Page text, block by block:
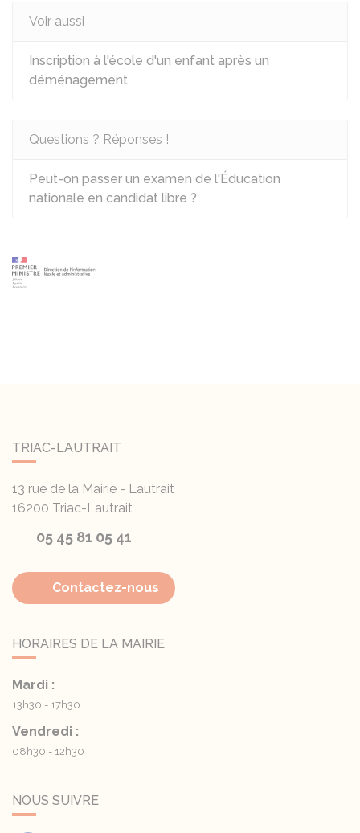
Voir aussi
Inscription à l'école d'un enfant après un
déménagement
Questions ? Réponses !
Peut-on passer un examen de l'Éducation
nationale en candidat libre ?
TRIAC-LAUTRAIT
13 rue de la Mairie - Lautrait
16200 Triac-Lautrait
05 45 81 05 41
Contactez-nous
HORAIRES DE LA MAIRIE
Mardi :
13h30 - 17h30
Vendredi :
08h30 - 12h30
NOUS SUIVRE